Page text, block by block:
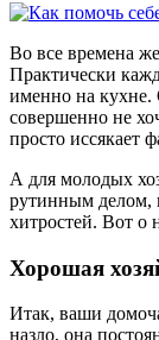
Во все времена
Практически
именно на кухне.
совершенно не
просто иссякает
А для молодых
рутинным делом,
хитростей. Вот о
Хорошая
Итак, ваши
назло, она